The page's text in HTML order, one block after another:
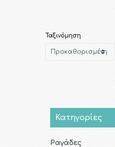
Ταξινόμηση
Κατηγορίες
Ραγάδες